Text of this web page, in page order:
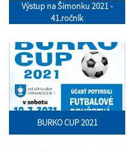
Výstup na Šimonku 2021 -
41.ročník
BURKO CUP 2021